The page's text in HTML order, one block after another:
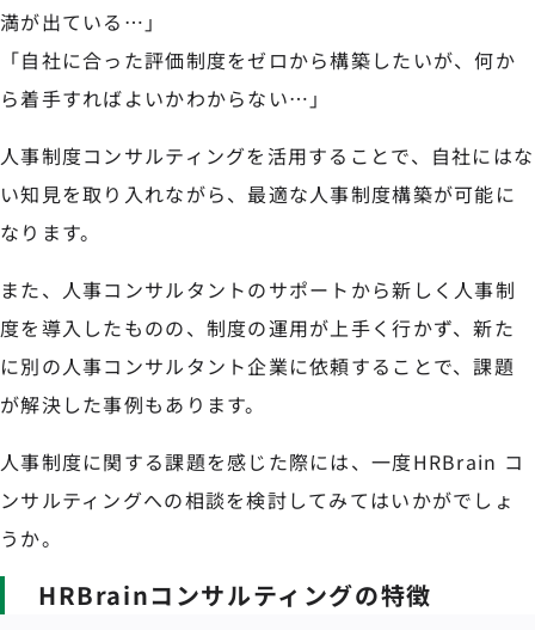
満が出ている…」
「自社に合った評価制度をゼロから構築したいが、何か
ら着手すればよいかわからない…」
人事制度コンサルティングを活用することで、自社にはな
い知見を取り入れながら、最適な人事制度構築が可能に
なります。
また、人事コンサルタントのサポートから新しく人事制
度を導入したものの、制度の運用が上手く行かず、新た
に別の人事コンサルタント企業に依頼することで、課題
が解決した事例もあります。
人事制度に関する課題を感じた際には、一度HRBrain コ
ンサルティングへの相談を検討してみてはいかがでしょ
うか。
HRBrainコンサルティングの特徴